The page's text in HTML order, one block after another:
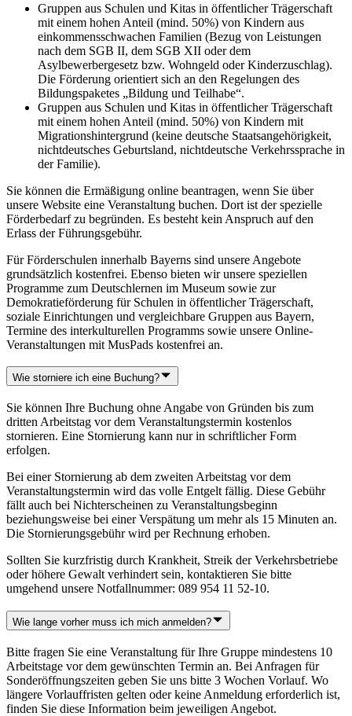
Gruppen aus Schulen und Kitas in öffentlicher Trägerschaft
mit einem hohen Anteil (mind. 50%) von Kindern aus
einkommensschwachen Familien (Bezug von Leistungen
nach dem SGB II, dem SGB XII oder dem
Asylbewerbergesetz bzw. Wohngeld oder Kinderzuschlag).
Die Förderung orientiert sich an den Regelungen des
Bildungspaketes „Bildung und Teilhabe“.
Gruppen aus Schulen und Kitas in öffentlicher Trägerschaft
mit einem hohen Anteil (mind. 50%) von Kindern mit
Migrationshintergrund (keine deutsche Staatsangehörigkeit,
nichtdeutsches Geburtsland, nichtdeutsche Verkehrssprache in
der Familie).
Sie können die Ermäßigung online beantragen, wenn Sie über
unsere Website eine Veranstaltung buchen. Dort ist der spezielle
Förderbedarf zu begründen. Es besteht kein Anspruch auf den
Erlass der Führungsgebühr.
Für Förderschulen innerhalb Bayerns sind unsere Angebote
grundsätzlich kostenfrei. Ebenso bieten wir unsere speziellen
Programme zum Deutschlernen im Museum sowie zur
Demokratieförderung für Schulen in öffentlicher Trägerschaft,
soziale Einrichtungen und vergleichbare Gruppen aus Bayern,
Termine des interkulturellen Programms sowie unsere Online-
Veranstaltungen mit MusPads kostenfrei an.
Wie storniere ich eine Buchung?
Sie können Ihre Buchung ohne Angabe von Gründen bis zum
dritten Arbeitstag vor dem Veranstaltungstermin kostenlos
stornieren. Eine Stornierung kann nur in schriftlicher Form
erfolgen.
Bei einer Stornierung ab dem zweiten Arbeitstag vor dem
Veranstaltungstermin wird das volle Entgelt fällig. Diese Gebühr
fällt auch bei Nichterscheinen zu Veranstaltungsbeginn
beziehungsweise bei einer Verspätung um mehr als 15 Minuten an.
Die Stornierungsgebühr wird per Rechnung erhoben.
Sollten Sie kurzfristig durch Krankheit, Streik der Verkehrsbetriebe
oder höhere Gewalt verhindert sein, kontaktieren Sie bitte
umgehend unsere Notfallnummer: 089 954 11 52-10.
Wie lange vorher muss ich mich anmelden?
Bitte fragen Sie eine Veranstaltung für Ihre Gruppe mindestens 10
Arbeitstage vor dem gewünschten Termin an. Bei Anfragen für
Sonderöffnungszeiten geben Sie uns bitte 3 Wochen Vorlauf. Wo
längere Vorlauffristen gelten oder keine Anmeldung erforderlich ist,
finden Sie diese Information beim jeweiligen Angebot.